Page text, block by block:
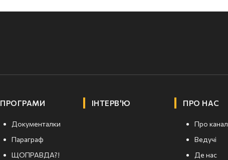
ПРОГРАМИ
Документалки
Параграф
ЩОПРАВДА?!
ІНТЕРВ'Ю ПРО НАС
Про канал
Ведучі
Де нас